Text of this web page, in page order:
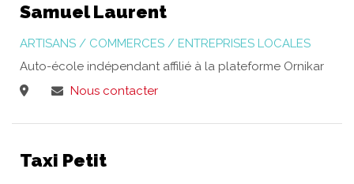
Samuel Laurent
ARTISANS / COMMERCES / ENTREPRISES LOCALES
Auto-école indépendant affilié à la plateforme Ornikar
Nous contacter
Taxi Petit